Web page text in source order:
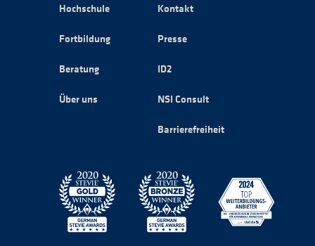
Hochschule
Fortbildung
Beratung
Über uns
Kontakt
Presse
ID2
NSI Consult
Barrierefreiheit